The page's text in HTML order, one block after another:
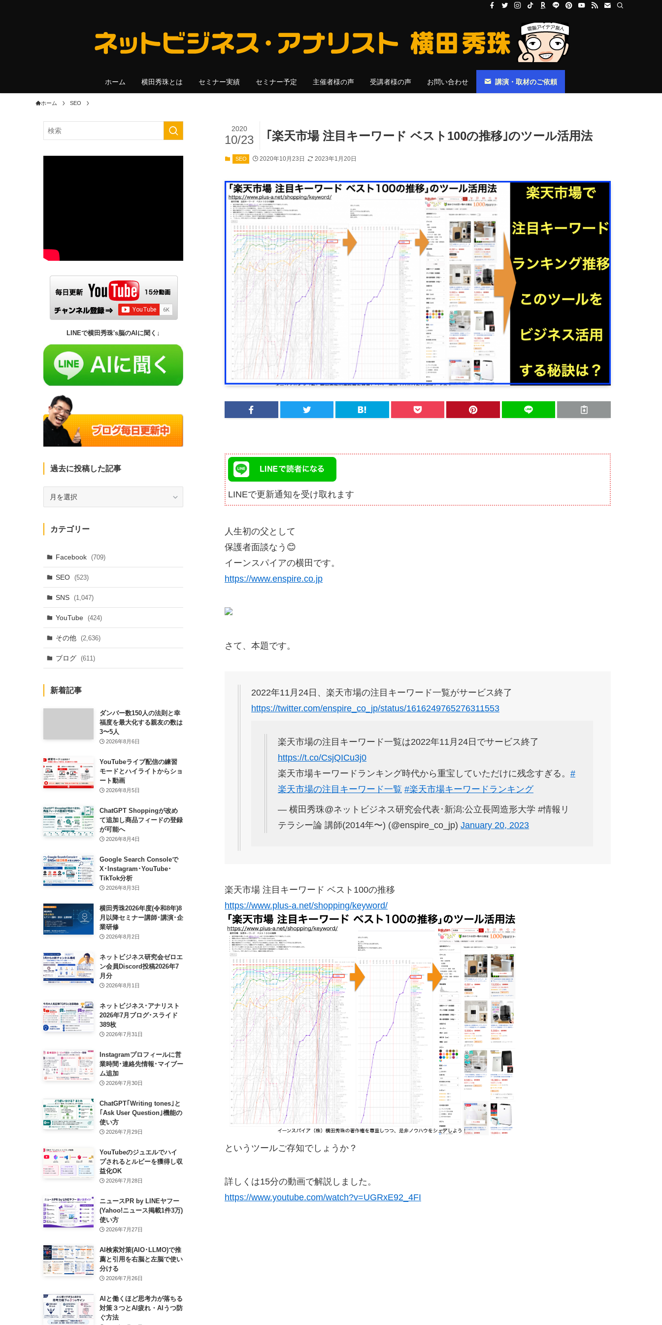
ホーム 横田秀珠とは セミナー実績 セミナー予定 主催者様の声 受講者様の声 お問い合わせ 講演・取材のご依頼
ホーム SEO
｢楽天市場 注目キーワード ベスト100の推移｣のツール活用法
2020
10/23
SEO 2020年10月23日 2023年1月20日
LINEで更新通知を受け取れます
人生初の父として
保護者面談なう😊
イーンスパイアの横田です。
https://www.enspire.co.jp
さて、本題です。
2022年11月24日、楽天市場の注目キーワード一覧がサービス終了
https://twitter.com/enspire_co_jp/status/1616249765276311553
楽天市場の注目キーワード一覧は2022年11月24日でサービス終了
https://t.co/CsjQICu3j0
楽天市場キーワードランキング時代から重宝していただけに残念すぎる。 #
楽天市場の注目キーワード一覧 #楽天市場キーワードランキング
— 横田秀珠@ネットビジネス研究会代表･新潟:公立長岡造形大学 #情報リ
テラシー論 講師(2014年〜) (@enspire_co_jp) January 20, 2023
楽天市場 注目キーワード ベスト100の推移
https://www.plus-a.net/shopping/keyword/
というツールご存知でしょうか？
詳しくは15分の動画で解説しました。
https://www.youtube.com/watch?v=UGRxE92_4FI
LINEで横田秀珠's脳のAIに聞く↓
過去に投稿した記事
投
稿
た
記
事
カテゴリー
Facebook (709)
SEO (523)
SNS (1,047)
YouTube (424)
その他 (2,636)
ブログ (611)
新着記事
ダンバー数150人の法則と幸
福度を最大化する親友の数は
3〜5人
2026年8月6日
YouTubeライブ配信の練習
モードとハイライトからショ
ート動画
2026年8月5日
ChatGPT Shoppingが改め
て追加し商品フィードの登録
が可能へ
2026年8月4日
Google Search Consoleで
X･Instagram･YouTube･
TikTok分析
2026年8月3日
横田秀珠2026年度(令和8年)8
月以降セミナー講師･講演･企
業研修
2026年8月2日
ネットビジネス研究会ゼロエ
ン会員Discord投稿2026年7
月分
2026年8月1日
ネットビジネス･アナリスト
2026年7月ブログ･スライド
389枚
2026年7月31日
Instagramプロフィールに営
業時間･連絡先情報･マイブー
ム追加
2026年7月30日
ChatGPT｢Writing tones｣と
｢Ask User Question｣機能の
使い方
2026年7月29日
YouTubeのジュエルでハイ
プされるとルビーを獲得し収
益化OK
2026年7月28日
ニュースPR by LINEヤフー
(Yahoo!ニュース掲載1件3万)
使い方
2026年7月27日
AI検索対策(AIO･LLMO)で推
薦と引用を右脳と左脳で使い
分ける
2026年7月26日
AIと働くほど思考力が落ちる
対策３つとAI疲れ・AIうつ防
ぐ方法